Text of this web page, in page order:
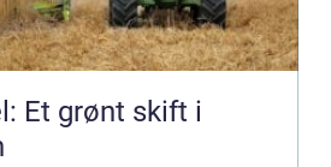
Et grønt skift i